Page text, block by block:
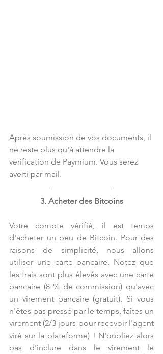
Après soumission de vos documents, il
ne reste plus qu'à attendre la
vérification de Paymium. Vous serez
averti par mail.
3. Acheter des Bitcoins
Votre compte vérifié, il est temps
d'acheter un peu de Bitcoin. Pour des
raisons de simplicité, nous allons
utiliser une carte bancaire. Notez que
les frais sont plus élevés avec une carte
bancaire (8 % de commission) qu'avec
un virement bancaire (gratuit). Si vous
n'êtes pas pressé par le temps, faîtes un
virement (2/3 jours pour recevoir l'agent
viré sur la plateforme) ! N'oubliez alors
pas d'inclure dans le virement le